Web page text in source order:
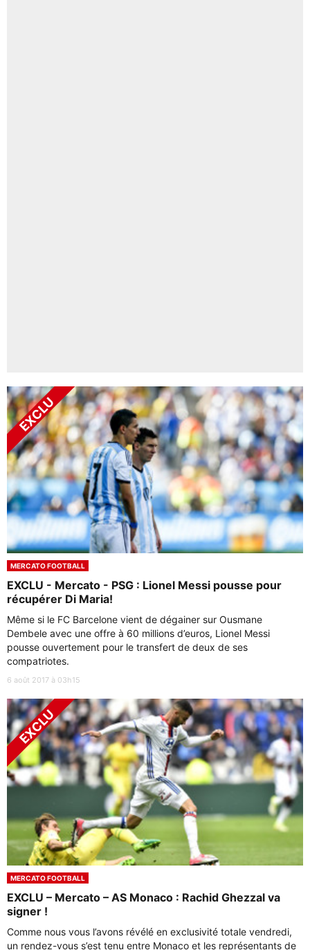
MERCATO FOOTBALL
EXCLU - Mercato - PSG : Lionel Messi pousse pour
récupérer Di Maria!
Même si le FC Barcelone vient de dégainer sur Ousmane
Dembele avec une offre à 60 millions d’euros, Lionel Messi
pousse ouvertement pour le transfert de deux de ses
compatriotes.
6 août 2017 à 03h15
MERCATO FOOTBALL
EXCLU – Mercato – AS Monaco : Rachid Ghezzal va
signer !
Comme nous vous l’avons révélé en exclusivité totale vendredi,
un rendez-vous s’est tenu entre Monaco et les représentants de